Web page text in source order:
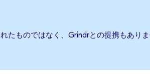
たものではなく、Grindrとの提携もあり